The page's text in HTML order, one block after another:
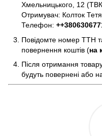
Хмельницького, 12
Отримувач: Колток
Телефон: +
Повідомте номер ТТН
повернення коштів (на
Після отримання
будуть повернені або